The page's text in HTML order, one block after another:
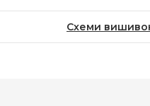
Схеми